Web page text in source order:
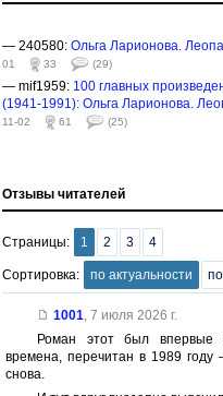
— 240580: Ольга Ларионова.
01
33 (29)
— mif1959: 100 главных
(1941-1991): Ольга Ларионова.
11-02
61 (25)
Отзывы читателей
Страницы: 1 2 3 4
Сортировка: по актуальности
1001, 7 июля 2026 г.
Роман этот был
времена, перечитан в 1989
снова.